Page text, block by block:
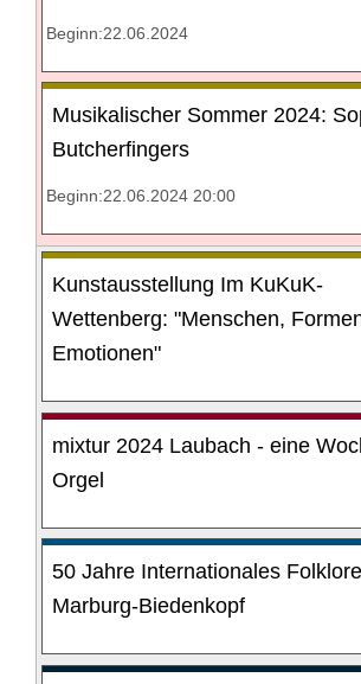
Beginn:22.06.2024
Musikalischer Sommer 2024:
Butcherfingers
Beginn:22.06.2024 20:00
Kunstausstellung Im KuKuK-
Wettenberg: "Menschen,
Emotionen"
mixtur 2024 Laubach - eine
Orgel
50 Jahre Internationales
Marburg-Biedenkopf